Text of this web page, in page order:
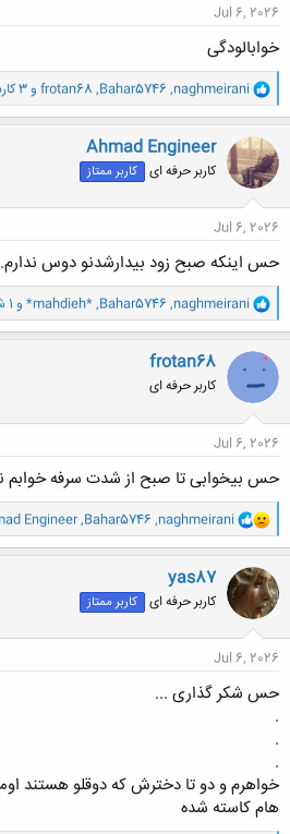
Jul 6, 2026
خوابالودگی
و
ا
ک
ن
ش
ه
ا
naghmeirani
,
Bahar5746
,
frotan68 و 3 کاربر دیگر
Ahmad Engineer
کاربر حرفه ای کاربر ممتاز
Jul 6, 2026
حس اینکه صبح زود بیدارشدنو دوس
و
ا
ک
ن
ش
ه
ا
naghmeirani
,
Bahar5746
,
*mahdieh* و 1 شخص دیگر
frotan68
کاربر حرفه ای
Jul 6, 2026
حس بیخوابی تا صبح از شدت سرفه خوابم
و
ا
ک
ن
ش
ه
:
naghmeirani
,
Bahar5746
,
Engineer
yas87
کاربر حرفه ای کاربر ممتاز
Jul 6, 2026
حس شکر گذاری ...
.
.
.
خواهرم و دو تا دخترش که دوقلو هستند
هام کاسته شده